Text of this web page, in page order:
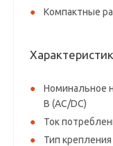
Компактные
Номинальное
В (AC/DC)
Ток
Тип